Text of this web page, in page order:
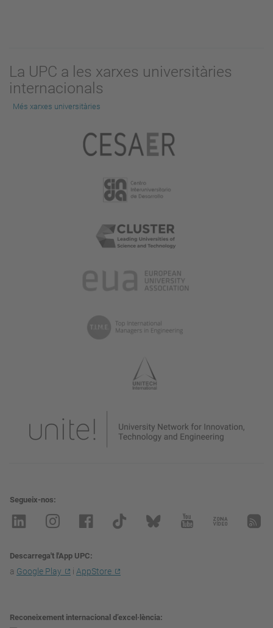
La UPC a les xarxes universitàries
internacionals
Més xarxes universitàries
Segueix-nos
Descarrega't l'App UPC
a Google Play i AppStore
Reconeixement internacional d’excel·lència